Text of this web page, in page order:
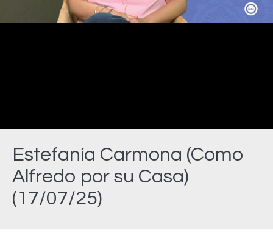
Estefanía Carmona (Como
Alfredo por su Casa)
(17/07/25)
Video